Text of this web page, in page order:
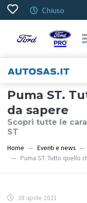
Chiuso
Puma ST.
da sapere
Scopri tutte le
ST
Home Eventi e news
Puma ST. Tutto quello
28 aprile 2021